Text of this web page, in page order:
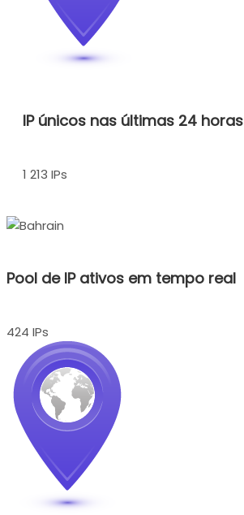
IP únicos nas últimas 24 horas
1 213 IPs
Pool de IP ativos em tempo real
424 IPs